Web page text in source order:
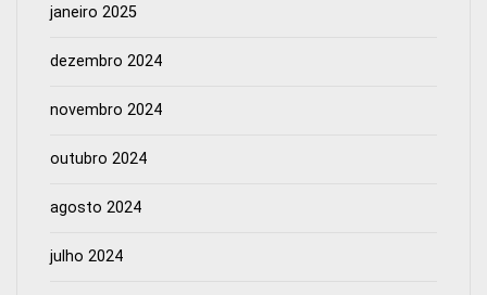
janeiro 2025
dezembro 2024
novembro 2024
outubro 2024
agosto 2024
julho 2024